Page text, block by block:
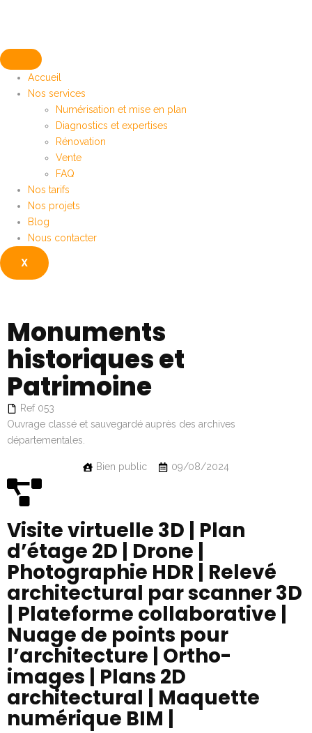
Accueil
Nos services
Numérisation et mise en plan
Diagnostics et expertises
Rénovation
Vente
FAQ
Nos tarifs
Nos projets
Blog
Nous contacter
X
Monuments
historiques et
Patrimoine
Ref 053
Ouvrage classé et sauvegardé auprès des archives
départementales.
Bien public 09/08/2024
Visite virtuelle 3D | Plan
d’étage 2D | Drone |
Photographie HDR | Relevé
architectural par scanner 3D
| Plateforme collaborative |
Nuage de points pour
l’architecture | Ortho-
images | Plans 2D
architectural | Maquette
numérique BIM |